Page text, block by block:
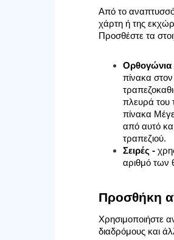
Από το
χάρτη ή της
Προσθέστε τα
Ορθογώνια
πίνακα
πλευρά του
πίνακα
από αυτό
τραπεζιού.
Σειρές -
αριθμό των
Προσθήκη
Χρησιμοποιήστε
διαδρόμους και